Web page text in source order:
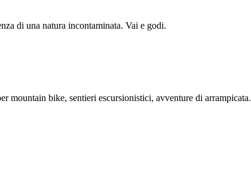
di una natura incontaminata. Vai e godi.
mountain bike, sentieri escursionistici, avventure di arrampicata.